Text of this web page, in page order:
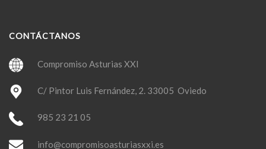
CONTÁCTANOS
Compromiso Asturias XXI
C/ Pintor Luis Fernández, 2. 33005 Oviedo
985 23 21 05
info@compromisoasturiasxxi.es